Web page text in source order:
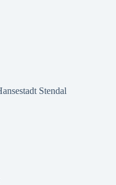
Stendal